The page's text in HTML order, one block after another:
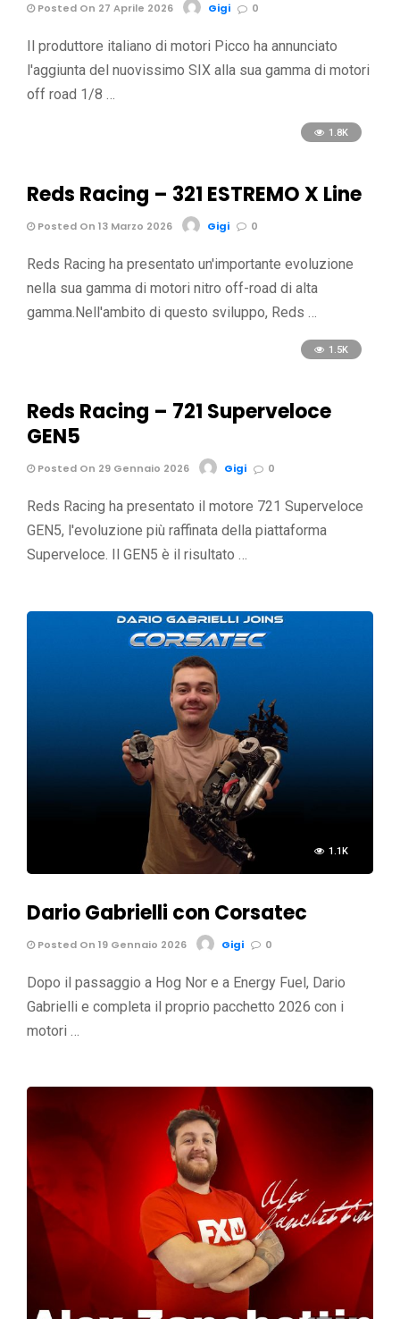
Posted On 27 Aprile 2026 Gigi 0
Il produttore italiano di motori Picco ha annunciato
l'aggiunta del nuovissimo SIX alla sua gamma di motori
off road 1/8 …
1.8K
Reds Racing – 321 ESTREMO X Line
Posted On 13 Marzo 2026 Gigi 0
Reds Racing ha presentato un'importante evoluzione
nella sua gamma di motori nitro off-road di alta
gamma.Nell'ambito di questo sviluppo, Reds …
1.5K
Reds Racing – 721 Superveloce
GEN5
Posted On 29 Gennaio 2026 Gigi 0
Reds Racing ha presentato il motore 721 Superveloce
GEN5, l'evoluzione più raffinata della piattaforma
Superveloce. Il GEN5 è il risultato …
1.1K
Dario Gabrielli con Corsatec
Posted On 19 Gennaio 2026 Gigi 0
Dopo il passaggio a Hog Nor e a Energy Fuel, Dario
Gabrielli e completa il proprio pacchetto 2026 con i
motori …